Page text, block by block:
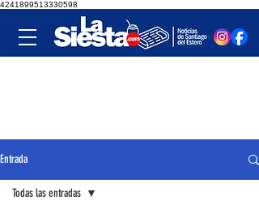
4241899513330598
Entrada
Todas las entradas